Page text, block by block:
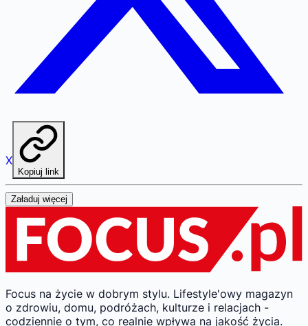
X
Kopiuj link
Załaduj więcej
Focus na życie w dobrym stylu. Lifestyle'owy magazyn
o zdrowiu, domu, podróżach, kulturze i relacjach -
codziennie o tym, co realnie wpływa na jakość życia.